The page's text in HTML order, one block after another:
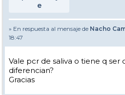
e
» En respuesta al mensaje de Nacho
18:47
Vale pcr de saliva o tiene q ser
diferencian?
Gracias